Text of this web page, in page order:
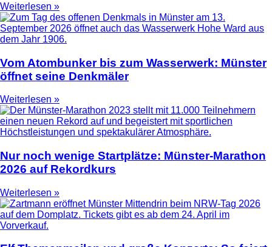
Weiterlesen »
Vom Atombunker bis zum Wasserwerk: Münster
öffnet seine Denkmäler
Weiterlesen »
Nur noch wenige Startplätze: Münster-Marathon
2026 auf Rekordkurs
Weiterlesen »